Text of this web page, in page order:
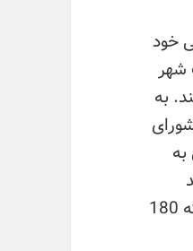
خود
شهر
به
استفاده کنند چرا که بهره گیری از آن منوط به داشتن گجت آمازون اکو است که 180